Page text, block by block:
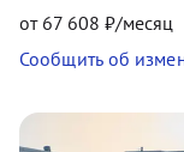
от 67 608 ₽/месяц
Сообщить об